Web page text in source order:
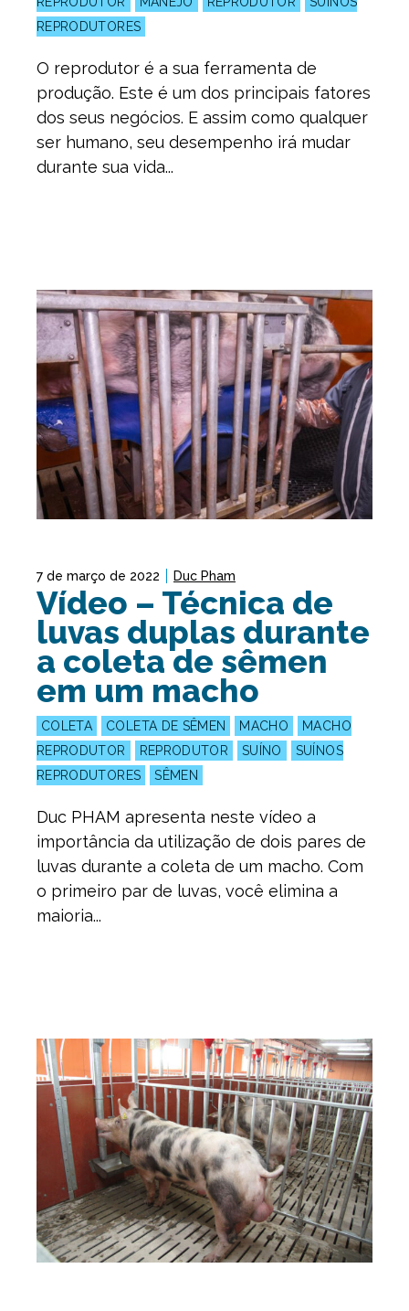
REPRODUTORES
O reprodutor é a sua ferramenta de
produção. Este é um dos principais fatores
dos seus negócios. E assim como qualquer
ser humano, seu desempenho irá mudar
durante sua vida...
7 de março de 2022 Duc Pham
Vídeo – Técnica de
luvas duplas durante
a coleta de sêmen
em um macho
COLETA COLETA DE SÊMEN MACHO
MACHO
REPRODUTOR
REPRODUTOR SUÍNO
SUÍNOS
REPRODUTORES
SÊMEN
Duc PHAM apresenta neste vídeo a
importância da utilização de dois pares de
luvas durante a coleta de um macho. Com
o primeiro par de luvas, você elimina a
maioria...